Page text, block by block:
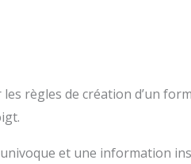
règles de création d’un
et une information